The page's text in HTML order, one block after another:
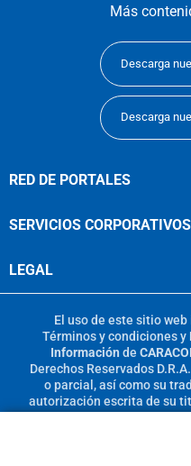
Más
Descarga
Descarga
RED DE PORTALES
SERVICIOS CORPORATIVOS
LEGAL
El uso de este sitio
Términos y condicionesy
Información de
Derechos Reservados
o parcial, así como su
autorización escrita de su